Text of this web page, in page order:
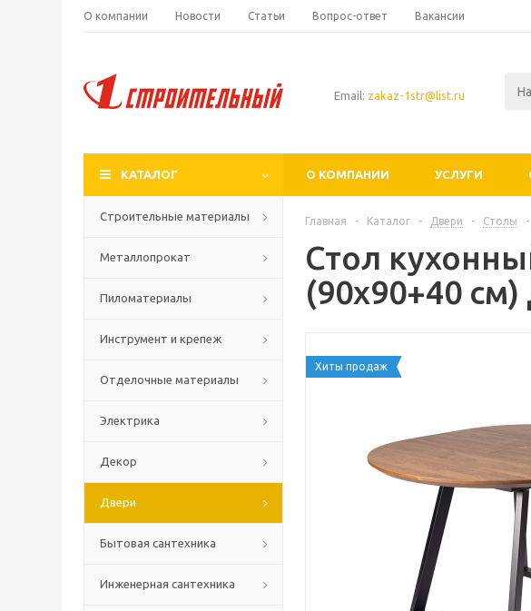
О компании Новости Статьи Вопрос-ответ Вакансии
Email: zakaz-1str@list.ru
КАТАЛОГ О КОМПАНИИ УСЛУГИ
Строительные материалы
Металлопрокат
Пиломатериалы
Инструмент и крепеж
Отделочные материалы
Электрика
Декор
Двери
Бытовая сантехника
Инженерная сантехника
Главная - Каталог - Двери - Столы -
Стол
(90х90+40
Хиты продаж